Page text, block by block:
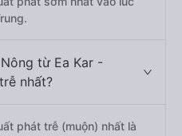
từ Ea Kar -
nhất?
phát trễ (muộn) nhất là